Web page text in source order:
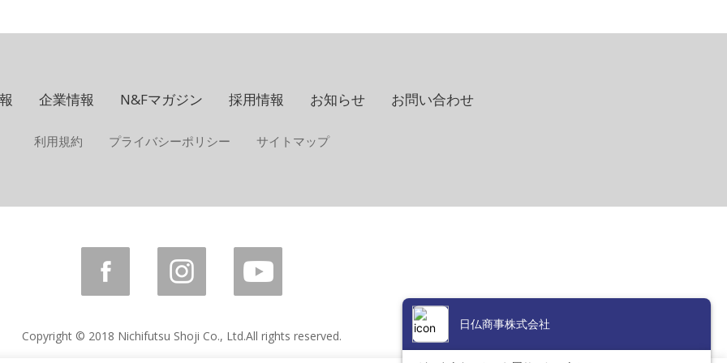
企業情報 N&Fマガジン 採用情報 お知らせ お問い合わせ
利用規約 プライバシーポリシー サイトマップ
Copyright © 2018 Nichifutsu Shoji Co., Ltd.All rights reserved.